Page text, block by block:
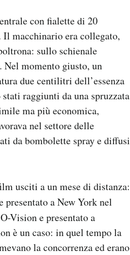
con fialette di 20
Il macchinario era collegato,
sullo schienale
Nel momento giusto, un
due centilitri dell’essenza
raggiunti da una spruzzata
ma più economica,
nel settore delle
da bombolette spray e diffusi
usciti a un mese di distanza:
a New York nel
Vision e presentato a
è un caso: in quel tempo la
la concorrenza ed erano